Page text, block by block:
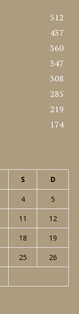
512
437
360
347
308
285
219
174
S D
4
5
11
12
18
19
25
26